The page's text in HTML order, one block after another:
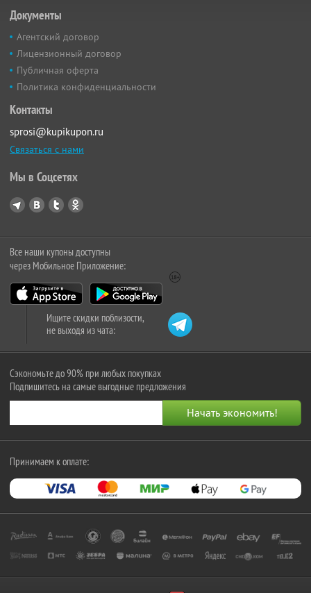
Документы
Агентский договор
Лицензионный договор
Публичная оферта
Политика конфиденциальности
Контакты
sprosi@kupikupon.ru
Связаться с нами
Мы в Соцсетях
Все наши купоны доступны
через Мобильное Приложение:
Ищите скидки поблизости,
не выходя из чата:
Сэкономьте до 90% при любых покупках
Подпишитесь на самые выгодные предложения
Принимаем к оплате: